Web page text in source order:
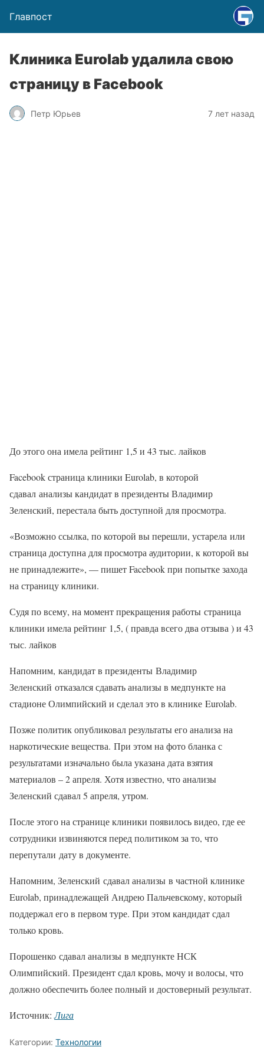
Главпост
Клиника Eurolab удалила свою
страницу в Facebook
Петр Юрьев 7 лет назад
До этого она имела рейтинг 1,5 и 43 тыс. лайков
Facebook страница клиники Eurolab, в которой
сдавал анализы кандидат в президенты Владимир
Зеленский, перестала быть доступной для просмотра.
«Возможно ссылка, по которой вы перешли, устарела или
страница доступна для просмотра аудитории, к которой вы
не принадлежите», — пишет Facebook при попытке захода
на страницу клиники.
Судя по всему, на момент прекращения работы страница
клиники имела рейтинг 1,5, ( правда всего два отзыва ) и 43
тыс. лайков
Напомним, кандидат в президенты Владимир
Зеленский отказался сдавать анализы в медпункте на
стадионе Олимпийский и сделал это в клинике Eurolab.
Позже политик опубликовал результаты его анализа на
наркотические вещества. При этом на фото бланка с
результатами изначально была указана дата взятия
материалов – 2 апреля. Хотя известно, что анализы
Зеленский сдавал 5 апреля, утром.
После этого на странице клиники появилось видео, где ее
сотрудники извиняются перед политиком за то, что
перепутали дату в документе.
Напомним, Зеленский сдавал анализы в частной клинике
Eurolab, принадлежащей Андрею Пальчевскому, который
поддержал его в первом туре. При этом кандидат сдал
только кровь.
Порошенко сдавал анализы в медпункте НСК
Олимпийский. Президент сдал кровь, мочу и волосы, что
должно обеспечить более полный и достоверный результат.
Источник:Лига
Категории: Технологии